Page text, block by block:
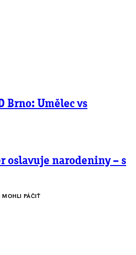
Brno: Umělec vs
oslavuje narodeniny – s
MOHLI PÁČIŤ